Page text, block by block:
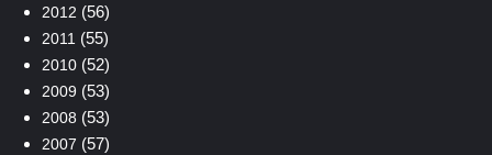
2012 (56)
2011 (55)
2010(52)
2009 (53)
2008 (53)
2007 (57)